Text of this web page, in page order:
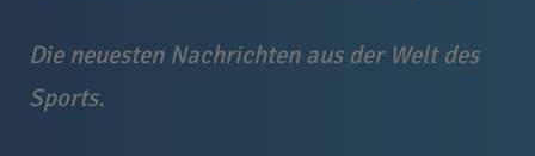
Die neuesten Nachrichten aus der Welt des
Sports.